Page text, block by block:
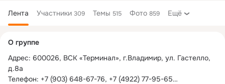
Лента Участники 309 Темы 515 Фото 859 Ещё
колонка
О группе
Адрес: 600026, ВСК «Терминал», г.Владимир, ул. Гастелло,
д.8а
Телефон: +7 (903) 648-67-76, +7 (4922) 77-95-65